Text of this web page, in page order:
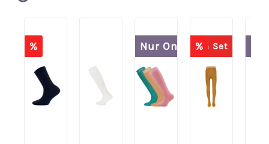
% Nur Online
Spare 20% im Set
%Spare 20% im